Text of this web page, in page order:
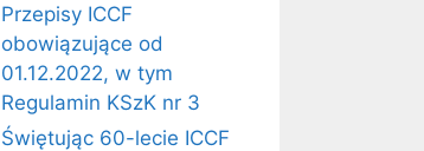
Przepisy ICCF
obowiązujące od
01.12.2022, w tym
Regulamin KSzK nr 3
Świętując 60-lecie ICCF